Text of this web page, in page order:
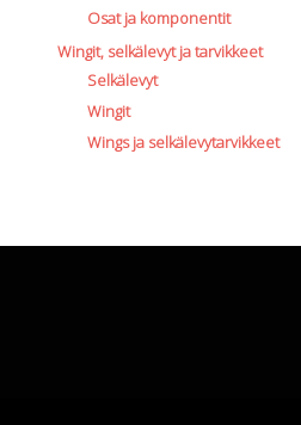
Osat ja komponentit
Wingit, selkälevyt ja tarvikkeet
Selkälevyt
Wingit
Wings ja selkälevytarvikkeet